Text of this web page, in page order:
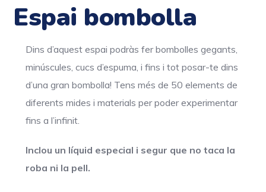
Espai bombolla
Dins d’aquest espai podràs fer bombolles gegants,
minúscules, cucs d’espuma, i fins i tot posar-te dins
d’una gran bombolla! Tens més de 50 elements de
diferents mides i materials per poder experimentar
fins a l’infinit.
Inclou un líquid especial i segur que no taca la
roba ni la pell.